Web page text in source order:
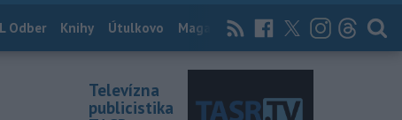
Odber Knihy Útulkovo Magazín News Now Archív
Televízna
publicistika